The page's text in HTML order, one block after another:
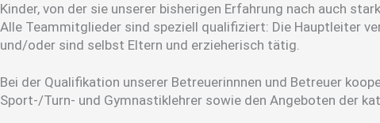
Kinder, von der sie unserer bisherigen Erfahrung nach auch
Alle Teammitglieder sind speziell qualifiziert: Die Hauptleiter
und/oder sind selbst Eltern und erzieherisch tätig.
Bei der Qualifikation unserer Betreuerinnnen und Betreuer
Sport-/Turn- und Gymnastiklehrer sowie den Angeboten der